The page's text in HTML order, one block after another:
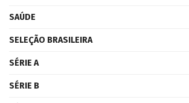
SAÚDE
SELEÇÃO BRASILEIRA
SÉRIE A
SÉRIE B